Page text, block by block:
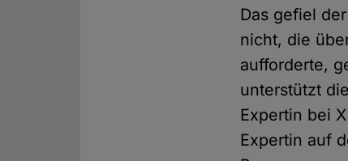
Das gefiel
nicht, die
aufforderte,
unterstützt
Expertin bei
Expertin auf